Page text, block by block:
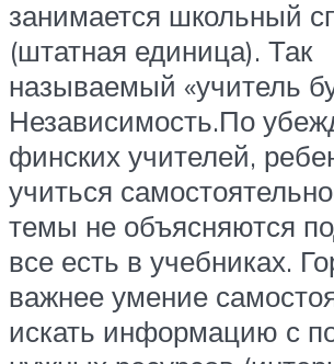
занимается школьный
(штатная единица). Так
называемый «учитель
Независимость.По
финских учителей,
учиться
темы не объясняются
все есть в учебниках.
важнее умение
искать информацию с